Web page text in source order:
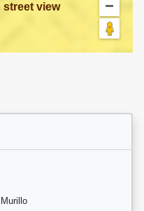
street view